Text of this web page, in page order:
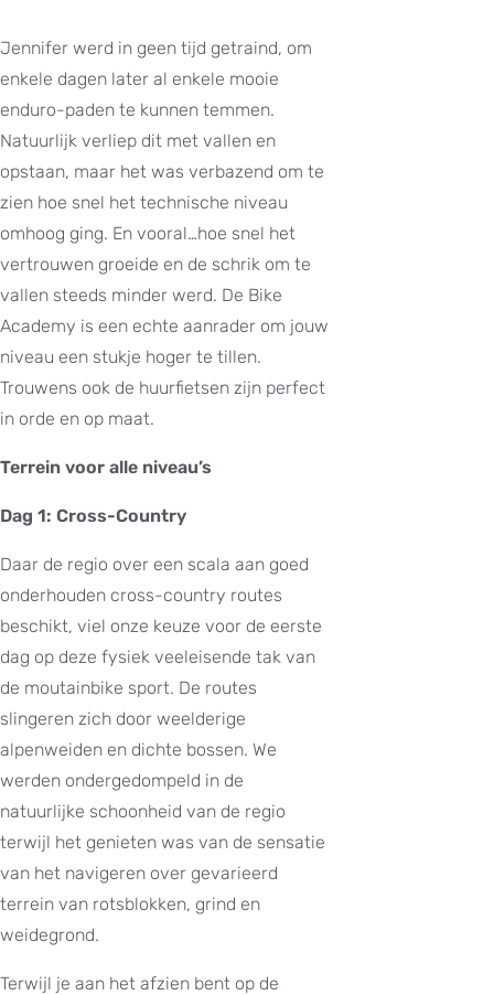
Jennifer werd in geen tijd getraind, om
enkele dagen later al enkele mooie
enduro-paden te kunnen temmen.
Natuurlijk verliep dit met vallen en
opstaan, maar het was verbazend om te
zien hoe snel het technische niveau
omhoog ging. En vooral…hoe snel het
vertrouwen groeide en de schrik om te
vallen steeds minder werd. De Bike
Academy is een echte aanrader om jouw
niveau een stukje hoger te tillen.
Trouwens ook de huurfietsen zijn perfect
in orde en op maat.
Terrein voor alle niveau’s
Dag 1: Cross-Country
Daar de regio over een scala aan goed
onderhouden cross-country routes
beschikt, viel onze keuze voor de eerste
dag op deze fysiek veeleisende tak van
de moutainbike sport. De routes
slingeren zich door weelderige
alpenweiden en dichte bossen. We
werden ondergedompeld in de
natuurlijke schoonheid van de regio
terwijl het genieten was van de sensatie
van het navigeren over gevarieerd
terrein van rotsblokken, grind en
weidegrond.
Terwijl je aan het afzien bent op de